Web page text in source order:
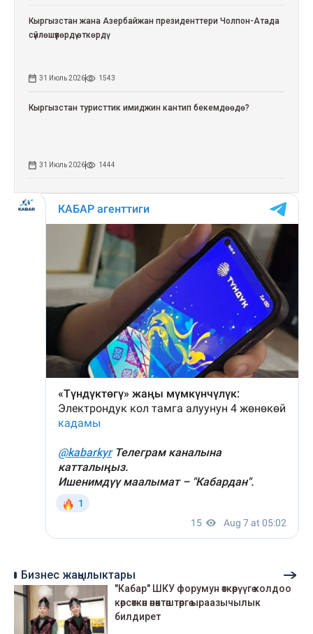
Кыргызстан жана Азербайжан президенттери Чолпон-Атада
сүйлөшүүлөрдү өткөрдү
31 Июль 2026 1543
Кыргызстан туристтик имиджин кантип бекемдөөдө?
31 Июль 2026 1444
Бизнес жаңылыктары
"Кабар" ШКУ форумун өткөрүүгө колдоо
көрсөткөн өнөктөштөргө ыраазычылык
билдирет